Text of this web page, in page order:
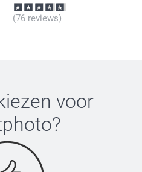
(76 reviews)
voor
?